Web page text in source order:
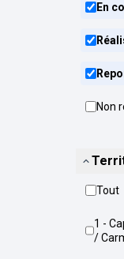
En
Non
Tout
1 - Capitole / Arnaud Bernard
/